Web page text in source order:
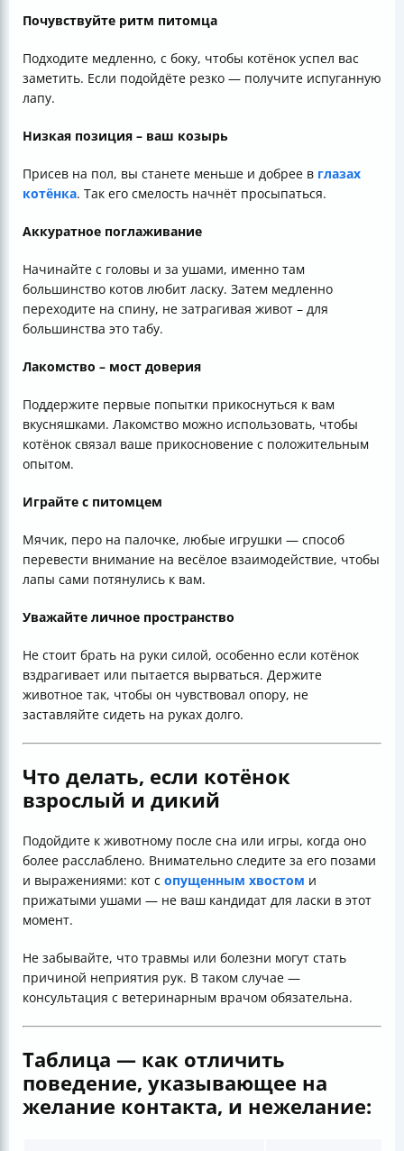
Почувствуйте ритм питомца
Подходите медленно, с боку, чтобы котёнок успел вас
заметить. Если подойдёте резко — получите испуганную
лапу.
Низкая позиция – ваш козырь
Присев на пол, вы станете меньше и добрее в глазах
котёнка. Так его смелость начнёт просыпаться.
Аккуратное поглаживание
Начинайте с головы и за ушами, именно там
большинство котов любит ласку. Затем медленно
переходите на спину, не затрагивая живот – для
большинства это табу.
Лакомство – мост доверия
Поддержите первые попытки прикоснуться к вам
вкусняшками. Лакомство можно использовать, чтобы
котёнок связал ваше прикосновение с положительным
опытом.
Играйте с питомцем
Мячик, перо на палочке, любые игрушки — способ
перевести внимание на весёлое взаимодействие, чтобы
лапы сами потянулись к вам.
Уважайте личное пространство
Не стоит брать на руки силой, особенно если котёнок
вздрагивает или пытается вырваться. Держите
животное так, чтобы он чувствовал опору, не
заставляйте сидеть на руках долго.
Что делать, если котёнок
взрослый и дикий
Подойдите к животному после сна или игры, когда оно
более расслаблено. Внимательно следите за его позами
и выражениями: кот с опущенным хвостом и
прижатыми ушами — не ваш кандидат для ласки в этот
момент.
Не забывайте, что травмы или болезни могут стать
причиной неприятия рук. В таком случае —
консультация с ветеринарным врачом обязательна.
Таблица — как отличить
поведение, указывающее на
желание контакта, и нежелание: